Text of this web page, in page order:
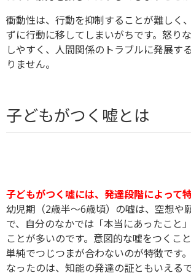
衝動性は、行動を抑制することが難しく
ずに行動に移してしまいがちです。怒り
しやすく、人間関係のトラブルに発展す
りません。
子どもがつく嘘とは
子どもがつく嘘には、発達段階によって特
幼児期（2歳半〜6歳頃）の嘘は、空想や
で、自分のなかでは「本当にあったこと
ことが多いのです。意図的な嘘をつくこ
単純でつじつまが合わないのが特徴です
なったのは、知能の発達の証ともいえるで